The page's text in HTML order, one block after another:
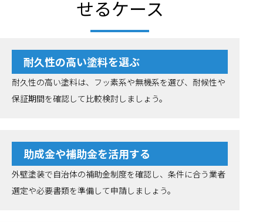
せるケース
耐久性の高い塗料を選ぶ
耐久性の高い塗料は、フッ素系や無機系を選び、耐候性や
保証期間を確認して比較検討しましょう。
助成金や補助金を活用する
外壁塗装で自治体の補助金制度を確認し、条件に合う業者
選定や必要書類を準備して申請しましょう。